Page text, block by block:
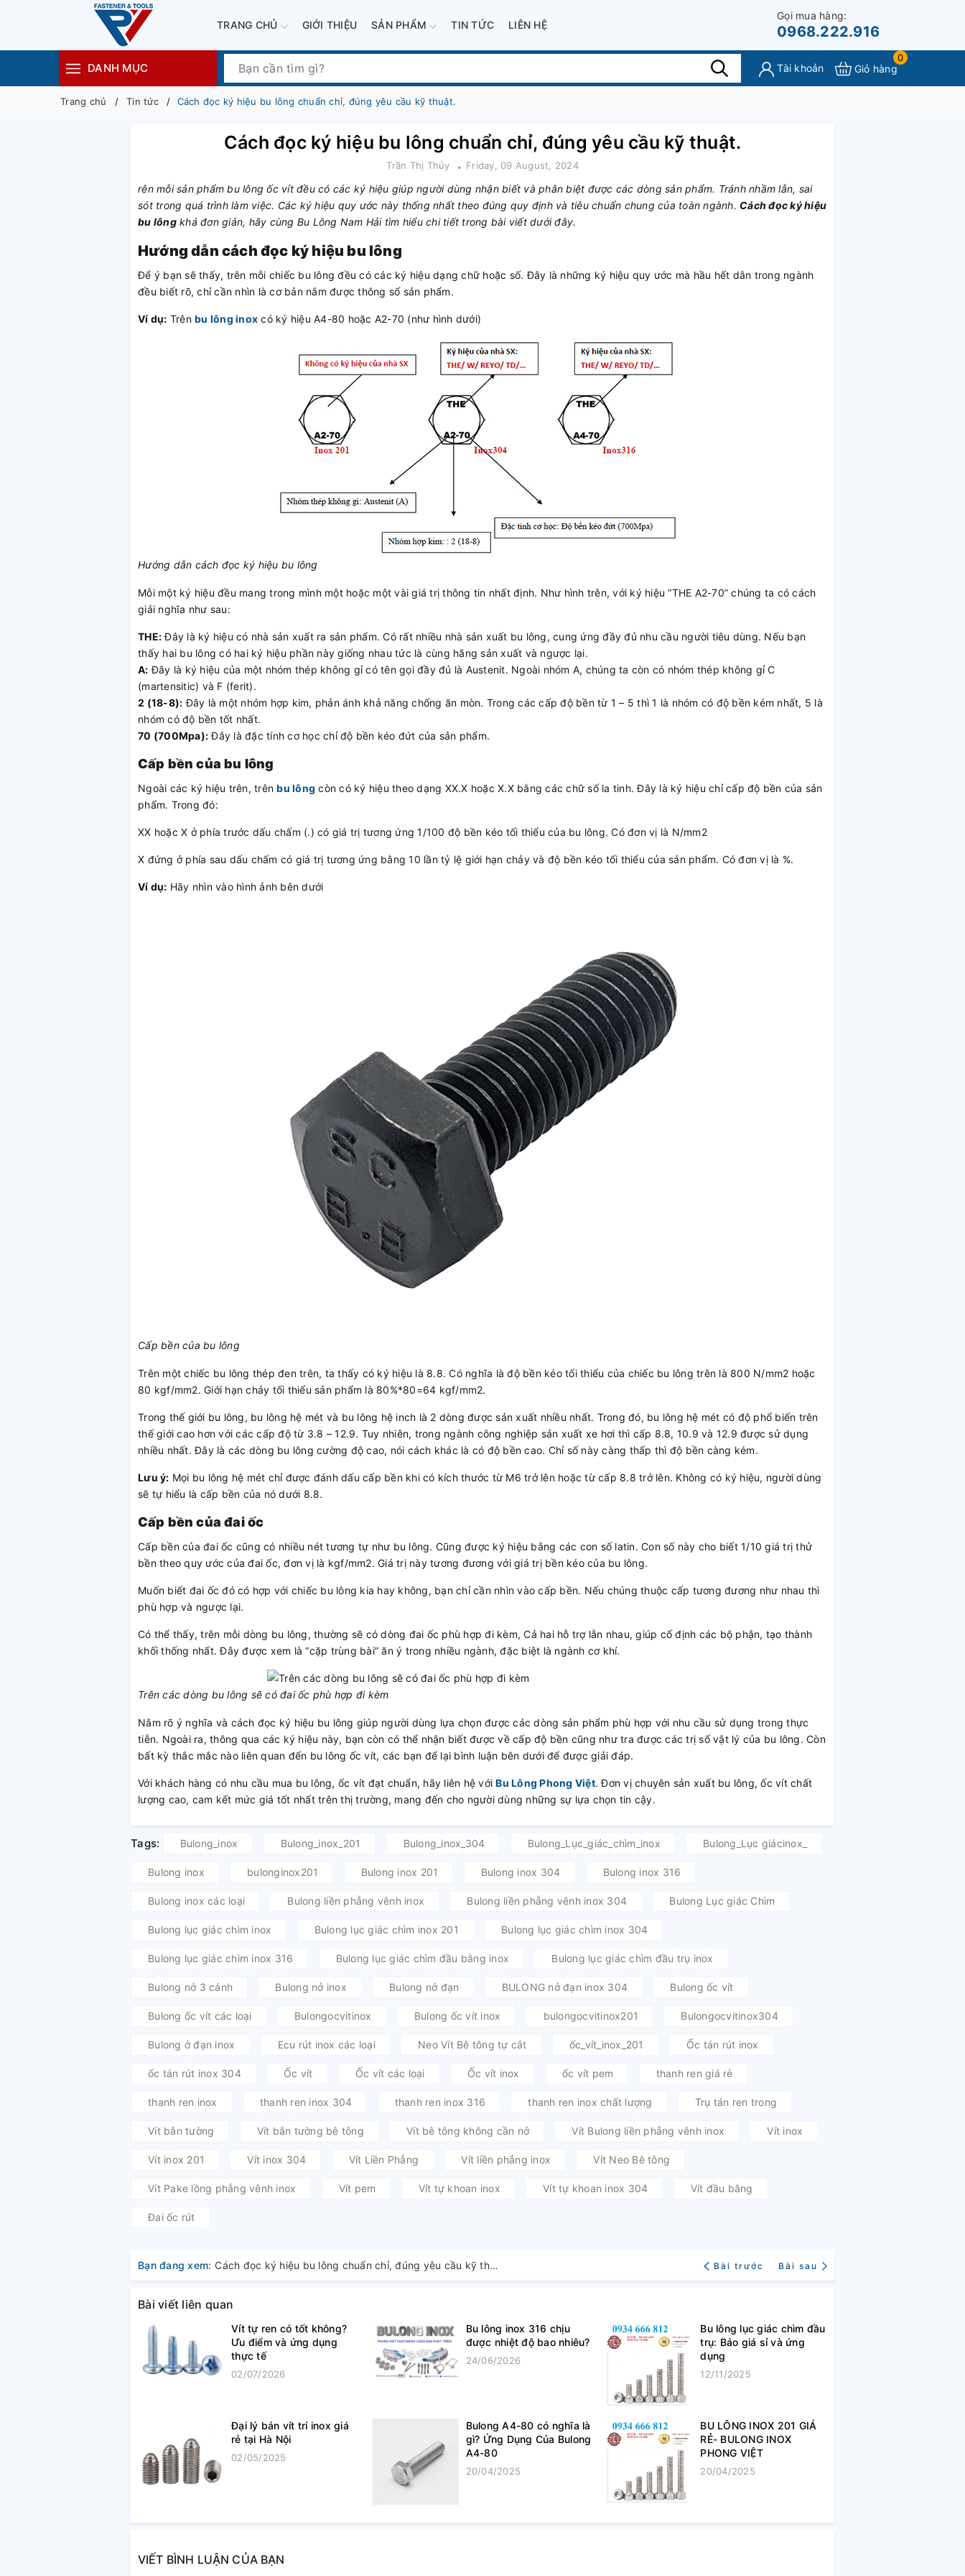
TRANG CHỦ GIỚI THIỆU SẢN PHẨM TIN TỨC LIÊN HỆ
Gọi mua hàng:
0968.222.916
DANH MỤC Tài khoản
0
Giỏ hàng
Trang chủ Tin tức Cách đọc ký hiệu bu lông chuẩn chỉ, đúng yêu cầu kỹ thuật.
Cách đọc ký hiệu bu lông chuẩn chỉ, đúng yêu cầu kỹ thuật.
Trần Thị Thủy Friday, 09 August, 2024
rên mỗi sản phẩm bu lông ốc vít đều có các ký hiệu giúp người dùng nhận biết và phân biệt được các dòng sản phẩm. Tránh nhầm lẫn, sai
sót trong quá trình làm việc. Các ký hiệu quy ước này thống nhất theo đúng quy định và tiêu chuẩn chung của toàn ngành. Cách đọc ký hiệu
bu lôngkhá đơn giản, hãy cùng Bu Lông Nam Hải tìm hiểu chi tiết trong bài viết dưới đây.
Hướng dẫn cách đọc ký hiệu bu lông
Để ý bạn sẽ thấy, trên mỗi chiếc bu lông đều có các ký hiệu dạng chữ hoặc số. Đây là những ký hiệu quy ước mà hầu hết dân trong ngành
đều biết rõ, chỉ cần nhìn là cơ bản nắm được thông số sản phẩm.
Ví dụ: Trên bu lông inox có ký hiệu A4-80 hoặc A2-70 (như hình dưới)
Hướng dẫn cách đọc ký hiệu bu lông
Mỗi một ký hiệu đều mang trong mình một hoặc một vài giá trị thông tin nhất định. Như hình trên, với ký hiệu “THE A2-70” chúng ta có cách
giải nghĩa như sau:
THE:Đây là ký hiệu có nhà sản xuất ra sản phẩm. Có rất nhiều nhà sản xuất bu lông, cung ứng đầy đủ nhu cầu người tiêu dùng. Nếu bạn
thấy hai bu lông có hai ký hiệu phần này giống nhau tức là cùng hãng sản xuất và ngược lại.
A: Đây là ký hiệu của một nhóm thép không gỉ có tên gọi đầy đủ là Austenit. Ngoài nhóm A, chúng ta còn có nhóm thép không gỉ C
(martensitic) và F (ferit).
2 (18-8): Đây là một nhóm hợp kim, phản ánh khả năng chống ăn mòn. Trong các cấp độ bền từ 1 – 5 thì 1 là nhóm có độ bền kém nhất, 5 là
nhóm có độ bền tốt nhất.
70 (700Mpa):Đây là đặc tính cơ học chỉ độ bền kéo đứt của sản phẩm.
Cấp bền của bu lông
Ngoài các ký hiệu trên, trênbu lông còn có ký hiệu theo dạng XX.X hoặc X.X bằng các chữ số la tinh. Đây là ký hiệu chỉ cấp độ bền của sản
phẩm. Trong đó:
XX hoặc X ở phía trước dấu chấm (.) có giá trị tương ứng 1/100 độ bền kéo tối thiểu của bu lông. Có đơn vị là N/mm2
X đứng ở phía sau dấu chấm có giá trị tương ứng bằng 10 lần tỷ lệ giới hạn chảy và độ bền kéo tối thiểu của sản phẩm. Có đơn vị là %.
Ví dụ: Hãy nhìn vào hình ảnh bên dưới
Cấp bền của bu lông
Trên một chiếc bu lông thép đen trên, ta thấy có ký hiệu là 8.8. Có nghĩa là độ bền kéo tối thiểu của chiếc bu lông trên là 800 N/mm2 hoặc
80 kgf/mm2. Giới hạn chảy tối thiểu sản phẩm là 80%*80=64 kgf/mm2.
Trong thế giới bu lông, bu lông hệ mét và bu lông hệ inch là 2 dòng được sản xuất nhiều nhất. Trong đó, bu lông hệ mét có độ phổ biến trên
thế giới cao hơn với các cấp độ từ 3.8 – 12.9. Tuy nhiên, trong ngành công nghiệp sản xuất xe hơi thì cấp 8.8, 10.9 và 12.9 được sử dụng
nhiều nhất. Đây là các dòng bu lông cường độ cao, nói cách khác là có độ bền cao. Chỉ số này càng thấp thì độ bền càng kém.
Lưu ý: Mọi bu lông hệ mét chỉ được đánh dấu cấp bền khi có kích thước từ M6 trở lên hoặc từ cấp 8.8 trở lên. Không có ký hiệu, người dùng
sẽ tự hiểu là cấp bền của nó dưới 8.8.
Cấp bền của đai ốc
Cấp bền của đai ốc cũng có nhiều nét tương tự như bu lông. Cũng được ký hiệu bằng các con số latin. Con số này cho biết 1/10 giá trị thử
bền theo quy ước của đai ốc, đơn vị là kgf/mm2. Giá trị này tương đương với giá trị bền kéo của bu lông.
Muốn biết đai ốc đó có hợp với chiếc bu lông kia hay không, bạn chỉ cần nhìn vào cấp bền. Nếu chúng thuộc cấp tương đương như nhau thì
phù hợp và ngược lại.
Có thể thấy, trên mỗi dòng bu lông, thường sẽ có dòng đai ốc phù hợp đi kèm, Cả hai hỗ trợ lẫn nhau, giúp cố định các bộ phận, tạo thành
khối thống nhất. Đây được xem là “cặp trùng bài” ăn ý trong nhiều ngành, đặc biệt là ngành cơ khí.
Trên các dòng bu lông sẽ có đai ốc phù hợp đi kèm
Nắm rõ ý nghĩa và cách đọc ký hiệu bu lông giúp người dùng lựa chọn được các dòng sản phẩm phù hợp với nhu cầu sử dụng trong thực
tiễn. Ngoài ra, thông qua các ký hiệu này, bạn còn có thể nhận biết được về cấp độ bền cũng như tra được các trị số vật lý của bu lông. Còn
bất kỳ thắc mắc nào liên quan đến bu lông ốc vít, các bạn để lại bình luận bên dưới để được giải đáp.
Với khách hàng có nhu cầu mua bu lông, ốc vít đạt chuẩn, hãy liên hệ vớiBu Lông Phong Việt. Đơn vị chuyên sản xuất bu lông, ốc vít chất
lượng cao, cam kết mức giá tốt nhất trên thị trường, mang đến cho người dùng những sự lựa chọn tin cậy.
Tags: Bulong_inox Bulong_inox_201 Bulong_inox_304 Bulong_Lục_giác_chìm_inox Bulong_Lục giácinox_
Bulong inox bulonginox201 Bulong inox 201 Bulong inox 304 Bulong inox 316
Bulong inox các loại Bulong liền phẳng vênh inox Bulong liền phẳng vênh inox 304 Bulong Lục giác Chìm
Bulong lục giác chìm inox Bulong lục giác chìm inox 201 Bulong lục giác chìm inox 304
Bulong lục giác chìm inox 316 Bulong lục giác chìm đầu bằng inox Bulong lục giác chìm đầu trụ inox
Bulong nở 3 cánh Bulong nở inox Bulong nở đạn BULONG nở đạn inox 304 Bulong ốc vít
Bulong ốc vít các loại Bulongocvitinox Bulong ốc vít inox bulongocvitinox201 Bulongocvitinox304
Bulong ở đạn inox Ecu rút inox các loại Neo Vít Bê tông tự cắt ốc_vít_inox_201 Ốc tán rút inox
ốc tán rút inox 304 Ốc vít Ốc vít các loại Ốc vít inox ốc vít pem thanh ren giá rẻ
thanh ren inox thanh ren inox 304 thanh ren inox 316 thanh ren inox chất lượng Trụ tán ren trong
Vít bắn tường Vít bắn tường bê tông Vít bê tông không cần nở Vít Bulong liền phẳng vênh inox Vít inox
Vít inox 201 Vít inox 304 Vít Liền Phẳng Vít liền phẳng inox Vít Neo Bê tông
Vít Pake lồng phẳng vênh inox Vít pem Vít tự khoan inox Vít tự khoan inox 304 Vít đầu bằng
Đai ốc rút
Bạn đang xem: Cách đọc ký hiệu bu lông chuẩn chỉ, đúng yêu cầu kỹ thuật. Bài trước Bài sau
Bài viết liên quan
Vít tự ren có tốt không?
Ưu điểm và ứng dụng
thực tế
02/07/2026
Bu lông inox 316 chịu
được nhiệt độ bao nhiêu?
24/06/2026
Bu lông lục giác chìm đầu
trụ: Báo giá sỉ và ứng
dụng
12/11/2025
Đại lý bán vít trí inox giá
rẻ tại Hà Nội
02/05/2025
Bulong A4-80 có nghĩa là
gì? Ứng Dụng Của Bulong
A4-80
20/04/2025
BU LÔNG INOX 201 GIÁ
RẺ- BULONG INOX
PHONG VIỆT
20/04/2025
VIẾT BÌNH LUẬN CỦA BẠN